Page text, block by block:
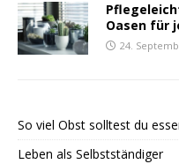
Oasen für
24.
So viel Obst solltest du
Leben als Selbstständiger